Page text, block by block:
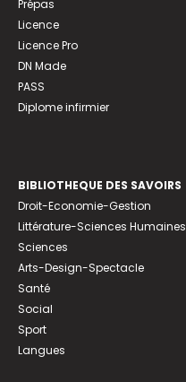
Prépas
Licence
Licence Pro
DN Made
PASS
Diplome infirmier
BIBLIOTHEQUE DES SAVOIRS
Droit-Economie-Gestion
Littérature-Sciences Humaines
Sciences
Arts-Design-Spectacle
Santé
Social
Sport
Langues